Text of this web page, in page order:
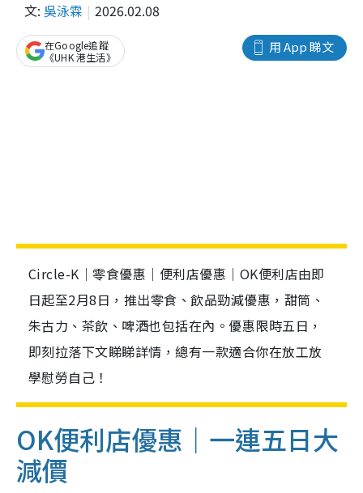
文: 吳泳霖 2026.02.08
用 App 睇文
在Google追蹤
《UHK 港生活》
Circle-K｜零食優惠｜便利店優惠｜OK便利店由即
日起至2月8日，推出零食、飲品勁減優惠，甜筒、
朱古力、茶飲、啤酒也包括在內。優惠限時五日，
即刻拉落下文睇睇詳情，總有一款適合你在放工放
學慰勞自己！
OK便利店優惠｜一連五日大
減價